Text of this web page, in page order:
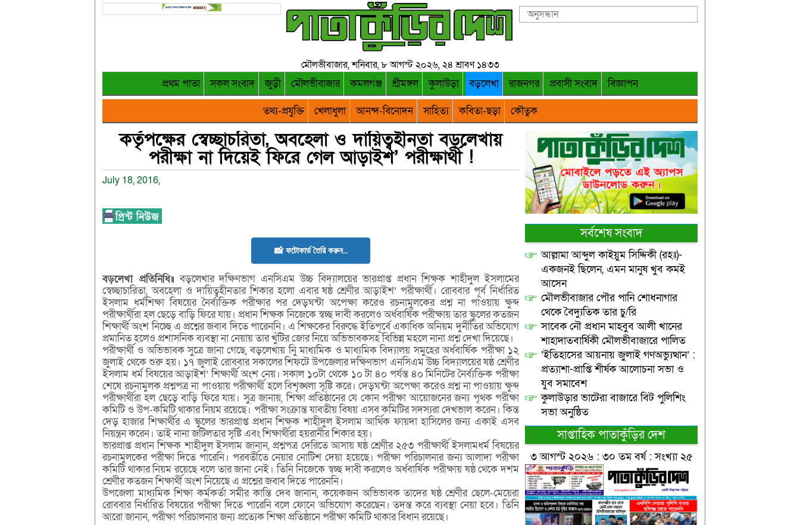
মৌলভীবাজার, শনিবার, ৮ আগস্ট ২০২৬, ২৪ শ্রাবণ ১৪৩৩
প্রথম পাতা সকল সংবাদ জুড়ী মৌলভীবাজার কমলগঞ্জ শ্রীমঙ্গল কুলাউড়া বড়লেখা রাজনগর প্রবাসী সংবাদ
বিজ্ঞাপন
তথ্য-প্রযুক্তি
খেলাধুলা আনন্দ-বিনোদন সাহিত্য কবিতা-ছড়া কৌতুক
কর্তৃপক্ষের স্বেচ্ছাচরিতা, অবহেলা ও দায়িত্বহীনতা বড়লেখায়
পরীক্ষা না দিয়েই ফিরে গেল আড়াইশ’ পরীক্ষার্থী !
July 18, 2016,
📸 ফটোকার্ড তৈরি করুন..
বড়লেখা প্রতিনিধি॥বড়লেখার দক্ষিণভাগ এনসিএম উচ্চ বিদ্যালয়ের ভারপ্রাপ্ত প্রধান শিক্ষক শাহীদুল ইসলামের
স্বেচ্ছাচারিতা, অবহেলা ও দায়িত্বহীনতার শিকার হলো এবার ষষ্ঠ শ্রেণীর আড়াইশ’ পরীক্ষার্থী। রোববার পূর্ব নির্ধারিত
ইসলাম ধর্মশিক্ষা বিষয়ের নৈর্ব্যক্তিক পরীক্ষার পর দেড়ঘন্টা অপেক্ষা করেও রচনামুলকের প্রশ্ন না পাওয়ায় ক্ষুব্দ
পরীক্ষার্থীরা হল ছেড়ে বাড়ি ফিরে যায়। প্রধান শিক্ষক নিজেকে স্বচ্ছ দাবী করলেও অর্ধবার্ষিক পরীক্ষায় তার স্কুলের কতজন
শিক্ষার্থী অংশ নিচ্ছে এ প্রশ্নের জবাব দিতে পারেননি। এ শিক্ষকের বিরুদ্ধে ইতিপূর্বে একাধিক অনিয়ম দুর্নীতির অভিযোগ
প্রমানিত হলেও প্রশাসনিক ব্যবস্থা না নেয়ায় তার খুঁটির জোর নিয়ে অভিভাবকসহ বিভিন্ন মহলে নানা প্রশ্ন দেখা দিয়েছে।
পরীক্ষার্থী ও অভিভাবক সুত্রে জানা গেছে, বড়লেখায় নিু মাধ্যমিক ও মাধ্যমিক বিদ্যালয় সমুহের অর্ধবার্ষিক পরীক্ষা ১২
জুলাই থেকে শুরু হয়। ১৭ জুলাই রোববার সকালের শিফটে উপজেলার দক্ষিণভাগ এনসিএম উচ্চ বিদ্যালয়ের ষষ্ঠ শ্রেণীর
ইসলাম ধর্ম বিষয়ের আড়াইশ’ শিক্ষার্থী অংশ নেয়। সকাল ১০টা থেকে ১০ টা ৪০ পর্যন্ত ৪০ মিনিটের নৈর্ব্যক্তিক পরীক্ষা
শেষে রচনামুলক প্রশ্নপত্র না পাওয়ায় পরীক্ষার্থী হলে বিশৃঙ্খলা সৃষ্টি করে। দেড়ঘন্টা অপেক্ষা করেও প্রশ্ন না পাওয়ায় ক্ষুব্দ
পরীক্ষার্থীরা হল ছেড়ে বাড়ি ফিরে যায়। সুত্র জানায়, শিক্ষা প্রতিষ্ঠানের যে কোন পরীক্ষা আয়োজনের জন্য পৃথক পরীক্ষা
কমিটি ও উপ-কমিটি থাকার নিয়ম রয়েছে। পরীক্ষা সংক্রান্ত যাবতীয় বিষয় এসব কমিটির সদস্যরা দেখভাল করেন। কিন্ত
দেড় হাজার শিক্ষার্থীর এ স্কুলের ভারপ্রাপ্ত প্রধান শিক্ষক শাহীদুল ইসলাম আর্থিক ফায়দা হাসিলের জন্য একাই এসব
নিয়ন্ত্রন করেন। তাই নানা জটিলতার সৃষ্টি এবং শিক্ষার্থীরা হয়রানীর শিকার হয়।
ভারপ্রাপ্ত প্রধান শিক্ষক শাহীদুল ইসলাম জানান, প্রশ্নপত্র দেরিতে আসায় ষষ্ঠ শ্রেণীর ২৫৩ পরীক্ষার্থী ইসলামধর্ম বিষয়ের
রচনামুলকের পরীক্ষা দিতে পারেনি। পরবর্তীতে নেয়ার নোটিশ দেয়া হয়েছে। পরীক্ষা পরিচালনার জন্য আলাদা পরীক্ষা
কমিটি থাকার নিয়ম রয়েছে বলে তার জানা নেই। তিনি নিজেকে স্বচ্ছ দাবী করলেও অর্ধবার্ষিক পরীক্ষায় ষষ্ঠ থেকে দশম
শ্রেণীর কতজন শিক্ষার্থী অংশ নিয়েছে এ প্রশ্নের জবাব দিতে পারেননি।
উপজেলা মাধ্যমিক শিক্ষা কর্মকর্তা সমীর কান্তি দেব জানান, কয়েকজন অভিভাবক তাদের ষষ্ঠ শ্রেণীর ছেলে-মেয়েরা
রোববার নির্ধারিত বিষয়ের পরীক্ষা দিতে পারেনি বলে ফোনে অভিযোগ করেছেন। তদন্ত করে ব্যবস্থা নেয়া হবে। তিনি
আরো জানান, পরীক্ষা পরিচালনার জন্য প্রত্যেক শিক্ষা প্রতিষ্ঠানে পরীক্ষা কমিটি থাকার বিধান রয়েছে।
সর্বশেষ সংবাদ
আল্লামা আব্দুল কাইয়ুম সিদ্দিকী (রহঃ)-
একজনই ছিলেন, এমন মানুষ খুব কমই
আসেন
মৌলভীবাজার পৌর পানি শোধনাগার
থেকে বৈদ্যুতিক তার চু/রি
সাবেক নৌ প্রধান মাহবুব আলী খানের
শাহাদাতবার্ষিকী মৌলভীবাজারে পালিত
‘ইতিহাসের আয়নায় জুলাই গণঅভ্যুত্থান’ :
প্রত্যাশা-প্রাপ্তি শীর্ষক আলোচনা সভা ও
যুব সমাবেশ
কুলাউড়ার ভাটেরা বাজারে বিট পুলিশিং
সভা অনুষ্ঠিত
সাপ্তাহিক পাতাকুঁড়ির দেশ
৩ আগস্ট ২০২৬ : ৩০ তম বর্ষ : সংখ্যা ২৫